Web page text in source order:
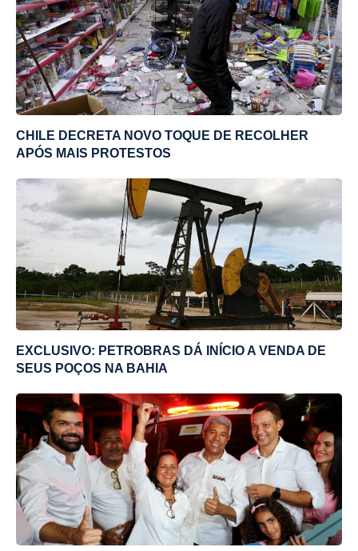
CHILE DECRETA NOVO TOQUE DE RECOLHER
APÓS MAIS PROTESTOS
EXCLUSIVO: PETROBRAS DÁ INÍCIO A VENDA DE
SEUS POÇOS NA BAHIA